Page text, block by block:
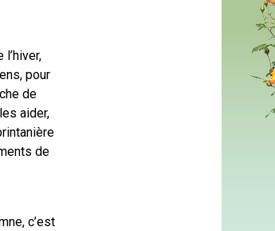
pour
de
aider,
de
c’est